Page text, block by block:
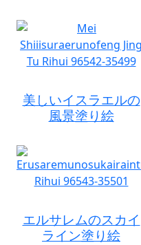
美しいイスラエルの
風景塗り絵
エルサレムのスカイ
ライン塗り絵